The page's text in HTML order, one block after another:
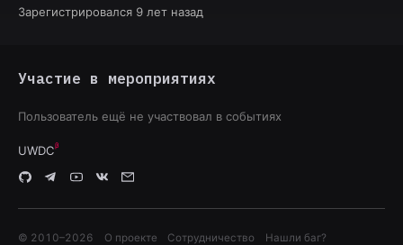
Зарегистрировался 9 лет назад
Участие в мероприятиях
Пользователь ещё не участвовал в событиях
UWDC
© 2010–2026 О проекте Сотрудничество Нашли баг?